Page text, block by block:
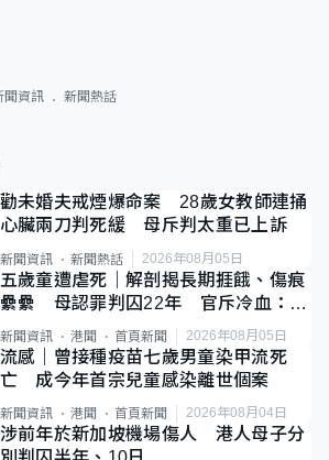
聞資訊 新聞熱話
勸未婚夫戒煙爆命案 28歲女教師連捅
心臟兩刀判死緩 母斥判太重已上訴
新聞資訊 新聞熱話 2026年08月05日
五歲童遭虐死｜解剖揭長期捱餓、傷痕
纍纍 母認罪判囚22年 官斥冷血：同
類案最惡劣
新聞資訊 港聞 首頁新聞 2026年08月05日
流感｜曾接種疫苗七歲男童染甲流死
亡 成今年首宗兒童感染離世個案
新聞資訊 港聞 首頁新聞 2026年08月04日
涉前年於新加坡機場傷人 港人母子分